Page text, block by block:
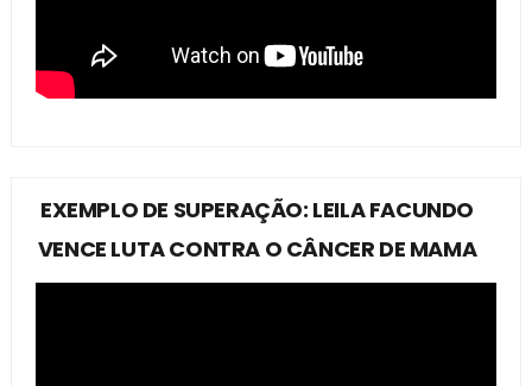
EXEMPLO DE SUPERAÇÃO: LEILA FACUNDO
VENCE LUTA CONTRA O CÂNCER DE MAMA